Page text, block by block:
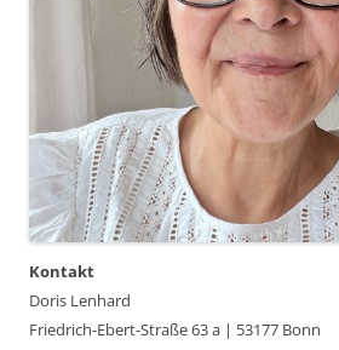
Kontakt
Doris Lenhard
Friedrich-Ebert-Straße 63 a | 53177 Bonn